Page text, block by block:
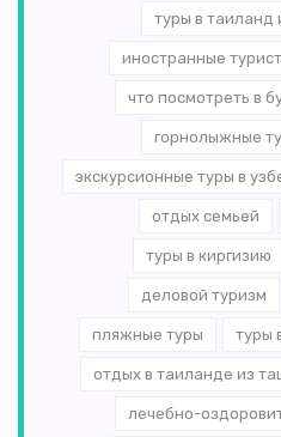
туры в таиланд
иностранные
что посмотреть в
горнолыжные
экскурсионные туры в
отдых семьей
туры в киргизию
деловой туризм
пляжные туры туры
отдых в таиланде из
лечебно-